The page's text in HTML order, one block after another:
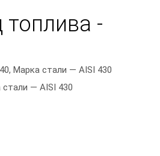
-
Марка стали — AISI 430
— AISI 430